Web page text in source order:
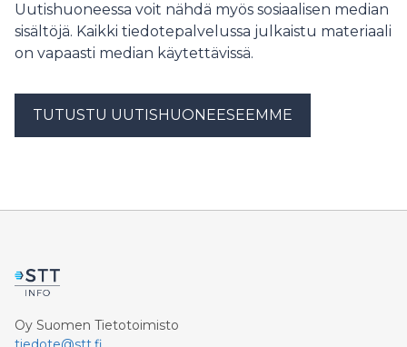
Uutishuoneessa voit nähdä myös sosiaalisen median
sisältöjä. Kaikki tiedotepalvelussa julkaistu materiaali
on vapaasti median käytettävissä.
TUTUSTU UUTISHUONEESEEMME
Oy Suomen Tietotoimisto